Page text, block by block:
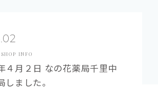
INFO
４月２日 なの花薬局千里中
ました。